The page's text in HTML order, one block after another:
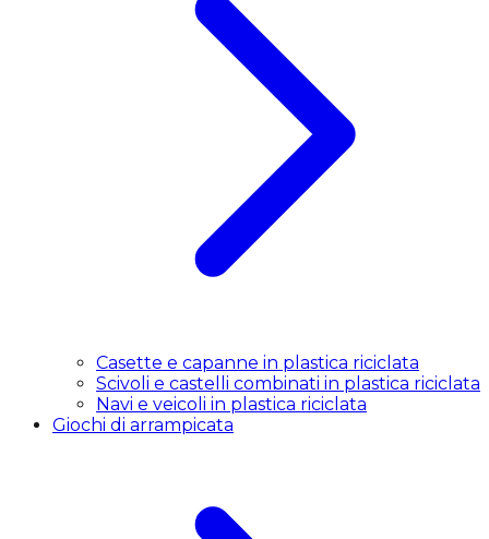
Casette e capanne in plastica riciclata
Scivoli e castelli combinati in plastica riciclata
Navi e veicoli in plastica riciclata
Giochi di arrampicata